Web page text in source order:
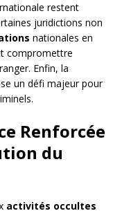
restent
juridictions non
nationales en
compromettre
Enfin, la
un défi majeur pour
Renforcée
du
activités occultes